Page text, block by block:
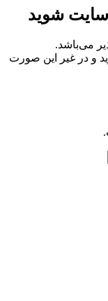
سایت شوید
می‌باشد.
و در غیر این صورت